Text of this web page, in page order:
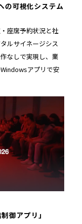
の可視化システム
座席予約状況と社
ルサイネージシス
なしで実現し、業
アプリで安
御アプリ」